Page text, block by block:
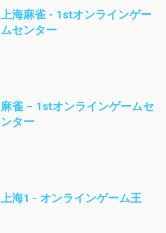
上海麻雀 - 1stオンラインゲー
ムセンター
麻雀 – 1stオンラインゲームセ
ンター
上海1 - オンラインゲーム王